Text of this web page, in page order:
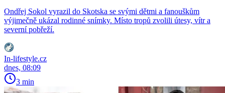
Ondřej Sokol vyrazil do Skotska se svými dětmi a fanouškům
výjimečně ukázal rodinné snímky. Místo tropů zvolili útesy, vítr a
severní pobřeží.
In-lifestyle.cz
dnes, 08:09
3 min